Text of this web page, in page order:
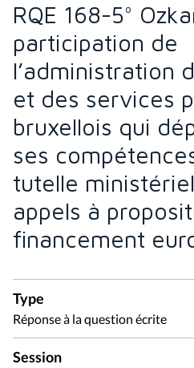
RQE 168-5°
participation de
l’administration
et des services
bruxellois qui
ses
tutelle
appels à
financement
Type
Réponse à la question écrite
Session